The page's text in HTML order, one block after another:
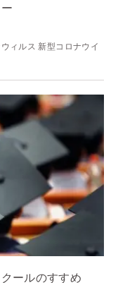
ィルス 新型コロナウイ
ールのすすめ